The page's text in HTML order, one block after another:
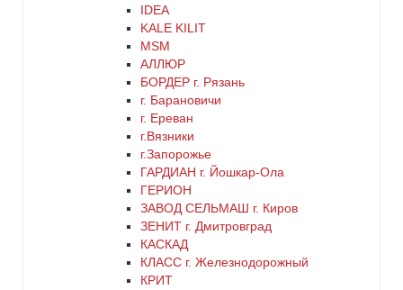
IDEA
KALE KILIT
MSM
АЛЛЮР
БОРДЕР г. Рязань
г. Барановичи
г. Ереван
г.Вязники
г.Запорожье
ГАРДИАН г. Йошкар-Ола
ГЕРИОН
ЗАВОД СЕЛЬМАШ г. Киров
ЗЕНИТ г. Дмитровград
КАСКАД
КЛАСС г. Железнодорожный
КРИТ